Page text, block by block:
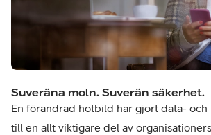
Suveräna moln. Suverän säkerhet.
En förändrad hotbild har gjort data- och
till en allt viktigare del av